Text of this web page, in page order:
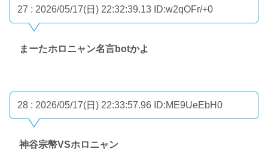
27 : 2026/05/17(日) 22:32:39.13 ID:w2qOFr/+0
まーたホロニャン名言botかよ
28 : 2026/05/17(日) 22:33:57.96 ID:ME9UeEbH0
神谷宗幣VSホロニャン